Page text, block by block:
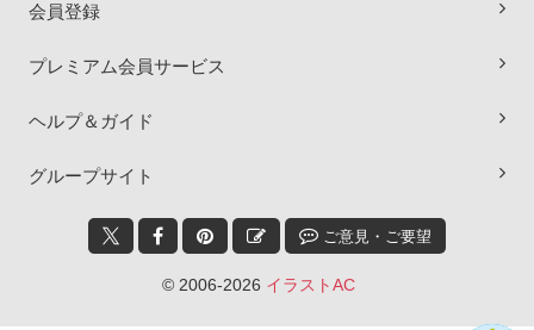
会員登録
プレミアム会員サービス
ヘルプ＆ガイド
グループサイト
ご意見・ご要望
© 2006-2026 イラストAC